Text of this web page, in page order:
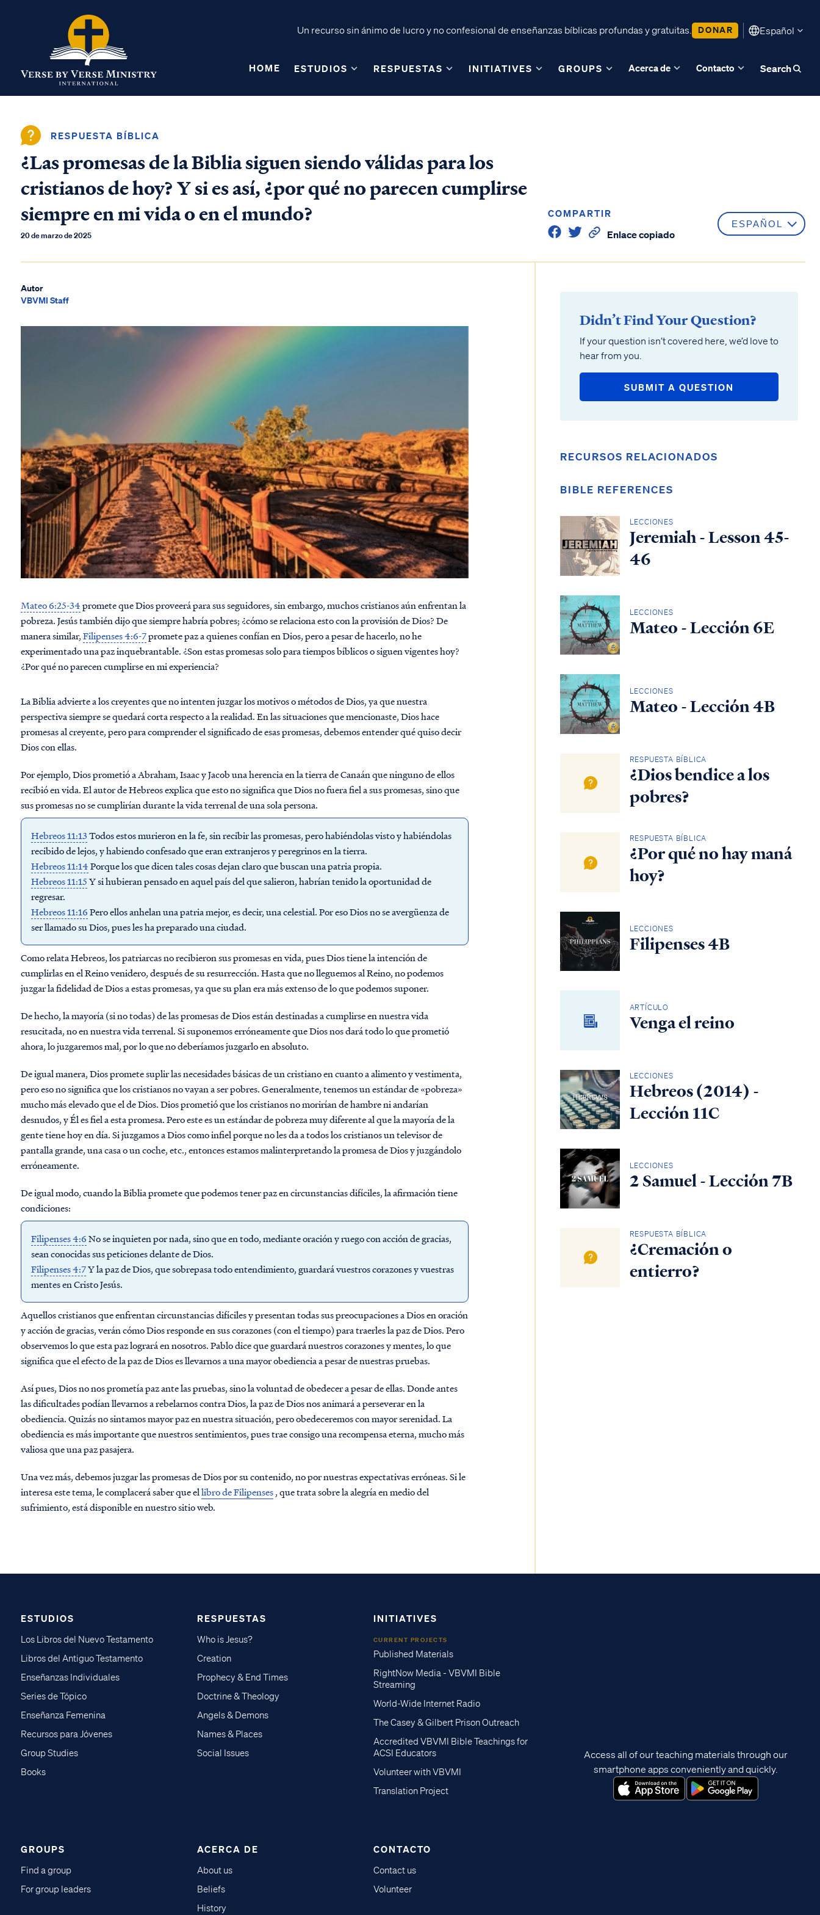
Un recurso sin ánimo de lucro y no confesional de enseñanzas bíblicas profundas y gratuitas. DONAR Español
HOME ESTUDIOS RESPUESTAS INITIATIVES GROUPS Acerca de Contacto Search
RESPUESTA BÍBLICA
¿Las promesas de la Biblia siguen siendo válidas para los
cristianos de hoy? Y si es así, ¿por qué no parecen cumplirse
siempre en mi vida o en el mundo?
20 de marzo de 2025
COMPARTIR
Enlace copiado
Autor
VBVMI Staff
Mateo 6:25-34promete que Dios proveerá para sus seguidores, sin embargo, muchos cristianos aún enfrentan la
pobreza. Jesús también dijo que siempre habría pobres; ¿cómo se relaciona esto con la provisión de Dios? De
manera similar,Filipenses 4:6-7promete paz a quienes confían en Dios, pero a pesar de hacerlo, no he
experimentado una paz inquebrantable. ¿Son estas promesas solo para tiempos bíblicos o siguen vigentes hoy?
¿Por qué no parecen cumplirse en mi experiencia?
La Biblia advierte a los creyentes que no intenten juzgar los motivos o métodos de Dios, ya que nuestra
perspectiva siempre se quedará corta respecto a la realidad. En las situaciones que mencionaste, Dios hace
promesas al creyente, pero para comprender el significado de esas promesas, debemos entender qué quiso decir
Dios con ellas.
Por ejemplo, Dios prometió a Abraham, Isaac y Jacob una herencia en la tierra de Canaán que ninguno de ellos
recibió en vida. El autor de Hebreos explica que esto no significa que Dios no fuera fiel a sus promesas, sino que
sus promesas no se cumplirían durante la vida terrenal de una sola persona.
Hebreos 11:13Todos estos murieron en la fe, sin recibir las promesas, pero habiéndolas visto y habiéndolas
recibido de lejos, y habiendo confesado que eran extranjeros y peregrinos en la tierra.
Hebreos 11:14Porque los que dicen tales cosas dejan claro que buscan una patria propia.
Hebreos 11:15Y si hubieran pensado en aquel país del que salieron, habrían tenido la oportunidad de
regresar.
Hebreos 11:16Pero ellos anhelan una patria mejor, es decir, una celestial. Por eso Dios no se avergüenza de
ser llamado su Dios, pues les ha preparado una ciudad.
Como relata Hebreos, los patriarcas no recibieron sus promesas en vida, pues Dios tiene la intención de
cumplirlas en el Reino venidero, después de su resurrección. Hasta que no lleguemos al Reino, no podemos
juzgar la fidelidad de Dios a estas promesas, ya que su plan era más extenso de lo que podemos suponer.
De hecho, la mayoría (si no todas) de las promesas de Dios están destinadas a cumplirse en nuestra vida
resucitada, no en nuestra vida terrenal. Si suponemos erróneamente que Dios nos dará todo lo que prometió
ahora, lo juzgaremos mal, por lo que no deberíamos juzgarlo en absoluto.
De igual manera, Dios promete suplir las necesidades básicas de un cristiano en cuanto a alimento y vestimenta,
pero eso no significa que los cristianos no vayan a ser pobres. Generalmente, tenemos un estándar de «pobreza»
mucho más elevado que el de Dios. Dios prometió que los cristianos no morirían de hambre ni andarían
desnudos, y Él es fiel a esta promesa. Pero este es un estándar de pobreza muy diferente al que la mayoría de la
gente tiene hoy en día. Si juzgamos a Dios como infiel porque no les da a todos los cristianos un televisor de
pantalla grande, una casa o un coche, etc., entonces estamos malinterpretando la promesa de Dios y juzgándolo
erróneamente.
De igual modo, cuando la Biblia promete que podemos tener paz en circunstancias difíciles, la afirmación tiene
condiciones:
Filipenses 4:6No se inquieten por nada, sino que en todo, mediante oración y ruego con acción de gracias,
sean conocidas sus peticiones delante de Dios.
Filipenses 4:7Y la paz de Dios, que sobrepasa todo entendimiento, guardará vuestros corazones y vuestras
mentes en Cristo Jesús.
Aquellos cristianos que enfrentan circunstancias difíciles y presentan todas sus preocupaciones a Dios en oración
y acción de gracias, verán cómo Dios responde en sus corazones (con el tiempo) para traerles la paz de Dios. Pero
observemos lo que esta paz logrará en nosotros. Pablo dice que guardará nuestros corazones y mentes, lo que
significa que el efecto de la paz de Dios es llevarnos a una mayor obediencia a pesar de nuestras pruebas.
Así pues, Dios no nos prometía paz ante las pruebas, sino la voluntad de obedecer a pesar de ellas. Donde antes
las dificultades podían llevarnos a rebelarnos contra Dios, la paz de Dios nos animará a perseverar en la
obediencia. Quizás no sintamos mayor paz en nuestra situación, pero obedeceremos con mayor serenidad. La
obediencia es más importante que nuestros sentimientos, pues trae consigo una recompensa eterna, mucho más
valiosa que una paz pasajera.
Una vez más, debemos juzgar las promesas de Dios por su contenido, no por nuestras expectativas erróneas. Si le
interesa este tema, le complacerá saber que ellibro de Filipenses, que trata sobre la alegría en medio del
sufrimiento, está disponible en nuestro sitio web.
Didn’t Find Your Question?
If your question isn’t covered here, we’d love to
hear from you.
SUBMIT A QUESTION
RECURSOS RELACIONADOS
BIBLE REFERENCES
LECCIONES
Jeremiah - Lesson 45-
46
LECCIONES
Mateo - Lección 6E
LECCIONES
Mateo - Lección 4B
RESPUESTA BÍBLICA
¿Dios bendice a los
pobres?
RESPUESTA BÍBLICA
¿Por qué no hay maná
hoy?
LECCIONES
Filipenses 4B
ARTÍCULO
Venga el reino
LECCIONES
Hebreos (2014) -
Lección 11C
LECCIONES
2 Samuel - Lección 7B
RESPUESTA BÍBLICA
¿Cremación o
entierro?
ESTUDIOS
Los Libros del Nuevo Testamento
Libros del Antiguo Testamento
Enseñanzas Individuales
Series de Tópico
Enseñanza Femenina
Recursos para Jóvenes
Group Studies
Books
RESPUESTAS
Who is Jesus?
Creation
Prophecy & End Times
Doctrine & Theology
Angels & Demons
Names & Places
Social Issues
INITIATIVES
CURRENT PROJECTS
Published Materials
RightNow Media - VBVMI Bible
Streaming
World-Wide Internet Radio
The Casey & Gilbert Prison Outreach
Accredited VBVMI Bible Teachings for
ACSI Educators
Volunteer with VBVMI
Translation Project
GROUPS
Find a group
For group leaders
ACERCA DE
About us
Beliefs
History
CONTACTO
Contact us
Volunteer
Access all of our teaching materials through our
smartphone apps conveniently and quickly.